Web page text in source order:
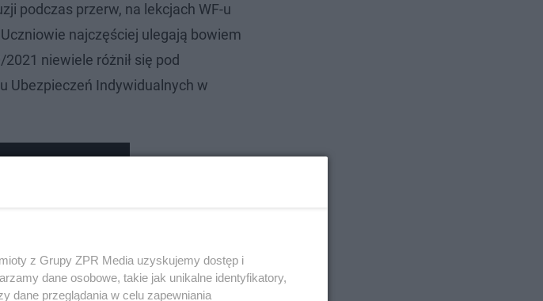
podczas przerw, na lekcjach WF-u
najczęściej ulegają bowiem
niewiele różnił się pod
Ubezpieczeń Indywidualnych w
z Grupy ZPR Media uzyskujemy dostęp i
dane osobowe, takie jak unikalne identyfikatory,
dane przeglądania w celu zapewniania